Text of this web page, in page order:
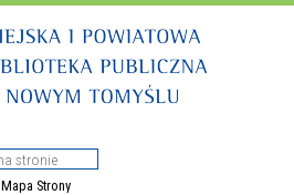
Mapa Strony